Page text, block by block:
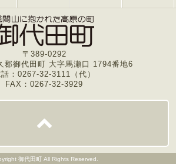
〒389-0292
郡御代田町 大字馬瀬口 1794番地6
話：0267-32-3111（代）
FAX：0267-32-3929
御代田町 All Rights Reserved.